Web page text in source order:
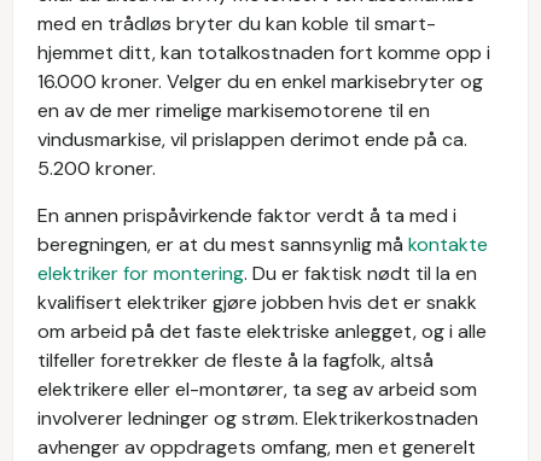
med en trådløs bryter du kan koble til smart-
hjemmet ditt, kan totalkostnaden fort komme opp i
16.000 kroner. Velger du en enkel markisebryter og
en av de mer rimelige markisemotorene til en
vindusmarkise, vil prislappen derimot ende på ca.
5.200 kroner.
En annen prispåvirkende faktor verdt å ta med i
beregningen, er at du mest sannsynlig må kontakte
elektriker for montering. Du er faktisk nødt til la en
kvalifisert elektriker gjøre jobben hvis det er snakk
om arbeid på det faste elektriske anlegget, og i alle
tilfeller foretrekker de fleste å la fagfolk, altså
elektrikere eller el-montører, ta seg av arbeid som
involverer ledninger og strøm. Elektrikerkostnaden
avhenger av oppdragets omfang, men et generelt